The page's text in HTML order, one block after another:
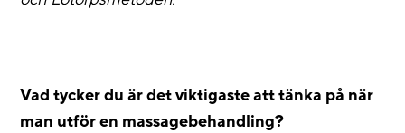
Vad tycker du är det viktigaste att tänka på när
man utför en massagebehandling?